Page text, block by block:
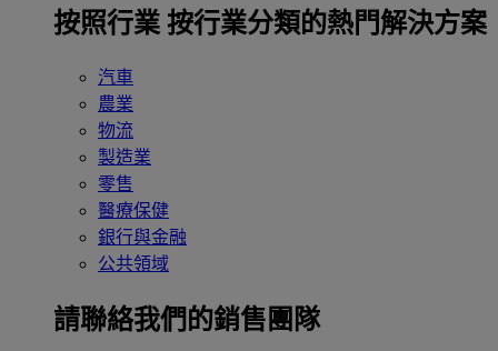
按照行業 按行業分類的熱門解決方案
汽車
農業
物流
製造業
零售
醫療保健
銀行與金融
公共領域
請聯絡我們的銷售團隊